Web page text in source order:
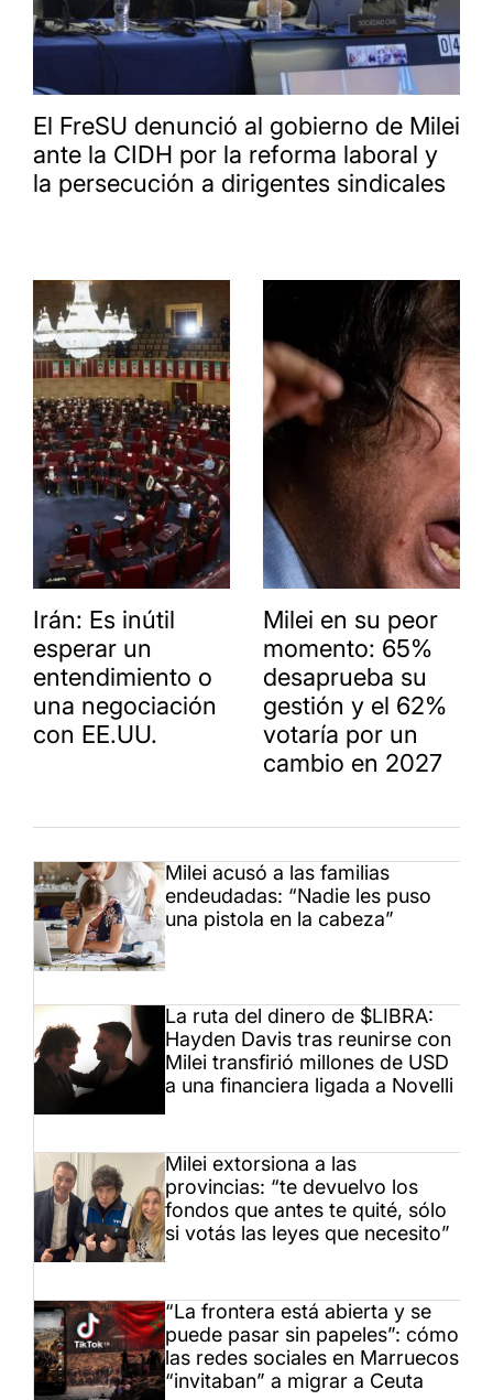
El FreSU denunció al gobierno de Milei
ante la CIDH por la reforma laboral y
la persecución a dirigentes sindicales
Irán: Es inútil
esperar un
entendimiento o
una negociación
con EE.UU.
Milei en su peor
momento: 65%
desaprueba su
gestión y el 62%
votaría por un
cambio en 2027
Milei acusó a las familias
endeudadas: “Nadie les puso
una pistola en la cabeza”
La ruta del dinero de $LIBRA:
Hayden Davis tras reunirse con
Milei transfirió millones de USD
a una financiera ligada a Novelli
Milei extorsiona a las
provincias: “te devuelvo los
fondos que antes te quité, sólo
si votás las leyes que necesito”
“La frontera está abierta y se
puede pasar sin papeles”: cómo
las redes sociales en Marruecos
“invitaban” a migrar a Ceuta